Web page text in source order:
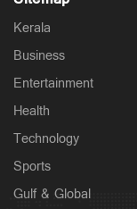
Kerala
Business
Entertainment
Health
Technology
Sports
Gulf & Global